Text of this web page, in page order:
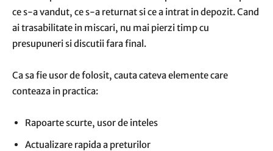
ce s-a vandut, ce s-a returnat si ce a intrat in depozit. Cand
ai trasabilitate in miscari, nu mai pierzi timp cu
presupuneri si discutii fara final.
Ca sa fie usor de folosit, cauta cateva elemente care
conteaza in practica:
Rapoarte scurte, usor de inteles
Actualizare rapida a preturilor